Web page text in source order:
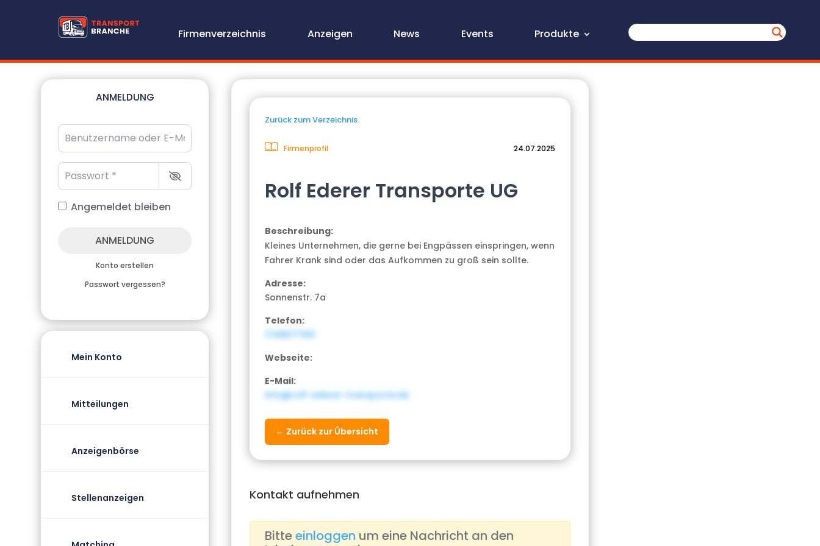
Firmenverzeichnis Anzeigen News Events Produkte
ANMELDUNG
Benutzername oder E-Mail-Adresse
Passwort
Angemeldet bleiben
ANMELDUNG
Konto erstellen
Passwort vergessen?
Mein Konto
Mitteilungen
Anzeigenbörse
Stellenanzeigen
Zurück zum Verzeichnis.
Firmenprofil 24.07.2025
Rolf Ederer Transporte UG
Beschreibung:
Kleines Unternehmen, die gerne bei Engpässen einspringen, wenn
Fahrer Krank sind oder das Aufkommen zu groß sein sollte.
Adresse:
Sonnenstr. 7a
Telefon:
1749677163
Webseite:
E-Mail:
info@rolf-ederer-transporte.de
← Zurück zur Übersicht
Kontakt aufnehmen
Bitteeinloggen um eine Nachricht an den